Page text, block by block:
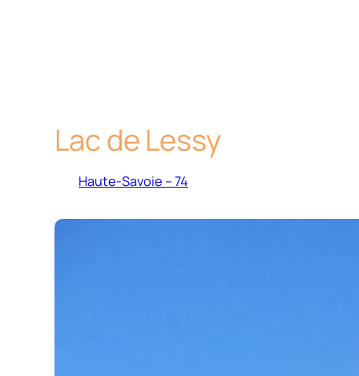
Lac de Lessy
Haute-Savoie – 74